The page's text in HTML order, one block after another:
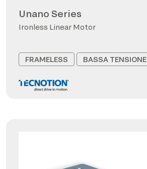
Unano Series
Ironless Linear Motor
FRAMELESS BASSA TENSIONE